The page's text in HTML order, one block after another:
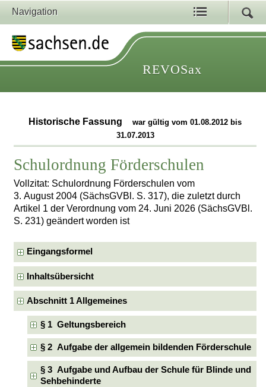
Navigation
REVOSax
Historische Fassung
war gültig vom 01.08.2012 bis
31.07.2013
Schulordnung Förderschulen
Vollzitat: Schulordnung Förderschulen vom
3. August 2004 (SächsGVBl. S. 317), die zuletzt durch
Artikel 1 der Verordnung vom 24. Juni 2026 (SächsGVBl.
S. 231) geändert worden ist
Eingangsformel
Inhaltsübersicht
Abschnitt 1 Allgemeines
§ 1 Geltungsbereich
§ 2 Aufgabe der allgemein bildenden Förderschule
§ 3 Aufgabe und Aufbau der Schule für Blinde und
Sehbehinderte